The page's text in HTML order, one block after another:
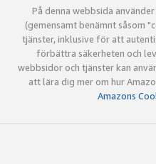
På denna webbsida
(gemensamt benämnt såsom
tjänster, inklusive för att
förbättra säkerheten och
webbsidor och tjänster kan
att lära dig mer om hur
Amazons